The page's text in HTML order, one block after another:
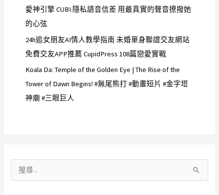
愛神引擎 CUBI 隱私語音信差 用最真實的聲音撩撥她
的心弦
24h追女朋友AI情人教學指南 未婚單身聯誼交友網站
免費交友APP推薦 CupidPress 108篇戀愛實戰
Koala Da: Temple of the Golden Eye | The Rise of the
Tower of Dawn Begins! #無尾熊打 #動畫短片 #金字塔
神廟 #三眼巨人